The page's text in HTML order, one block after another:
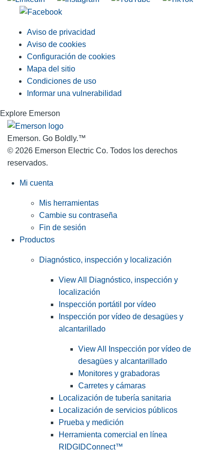
Aviso de privacidad
Aviso de cookies
Configuración de cookies
Mapa del sitio
Condiciones de uso
Informar una vulnerabilidad
Explore Emerson
Emerson. Go Boldly.™
© 2026 Emerson Electric Co. Todos los derechos
reservados.
Mi cuenta
Mis herramientas
Cambie su contraseña
Fin de sesión
Productos
Diagnóstico, inspección y localización
View All Diagnóstico, inspección y
localización
Inspección portátil por vídeo
Inspección por vídeo de desagües y
alcantarillado
View All Inspección por vídeo de
desagües y alcantarillado
Monitores y grabadoras
Carretes y cámaras
Localización de tubería sanitaria
Localización de servicios públicos
Prueba y medición
Herramienta comercial en línea
RIDGIDConnect™